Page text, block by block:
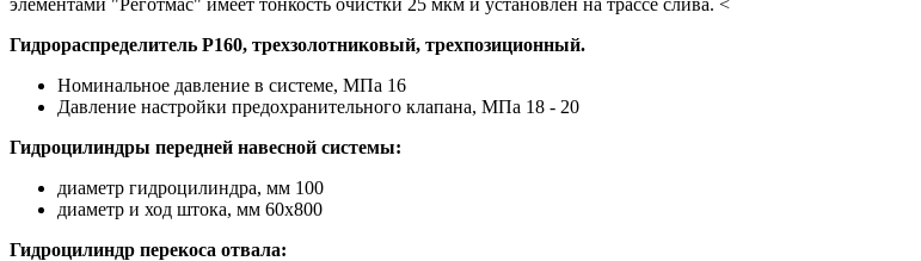
Гидрораспределитель Р160, трехзолотниковый, трехпозиционный.
Номинальное давление в системе, МПа 16
Давление настройки предохранительного клапана, МПа 18 - 20
Гидроцилиндры передней навесной системы:
диаметр гидроцилиндра, мм 100
диаметр и ход штока, мм 60х800
Гидроцилиндр перекоса отвала: